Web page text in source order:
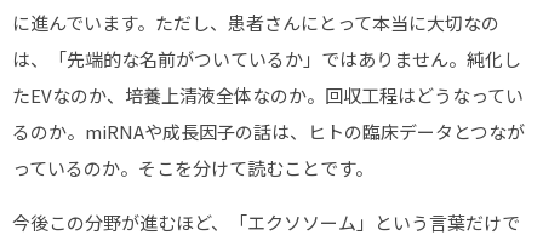
に進んでいます。ただし、患者さんにとって本当に大切なの
は、「先端的な名前がついているか」ではありません。純化し
たEVなのか、培養上清液全体なのか。回収工程はどうなってい
るのか。miRNAや成長因子の話は、ヒトの臨床データとつなが
っているのか。そこを分けて読むことです。
今後この分野が進むほど、「エクソソーム」という言葉だけで